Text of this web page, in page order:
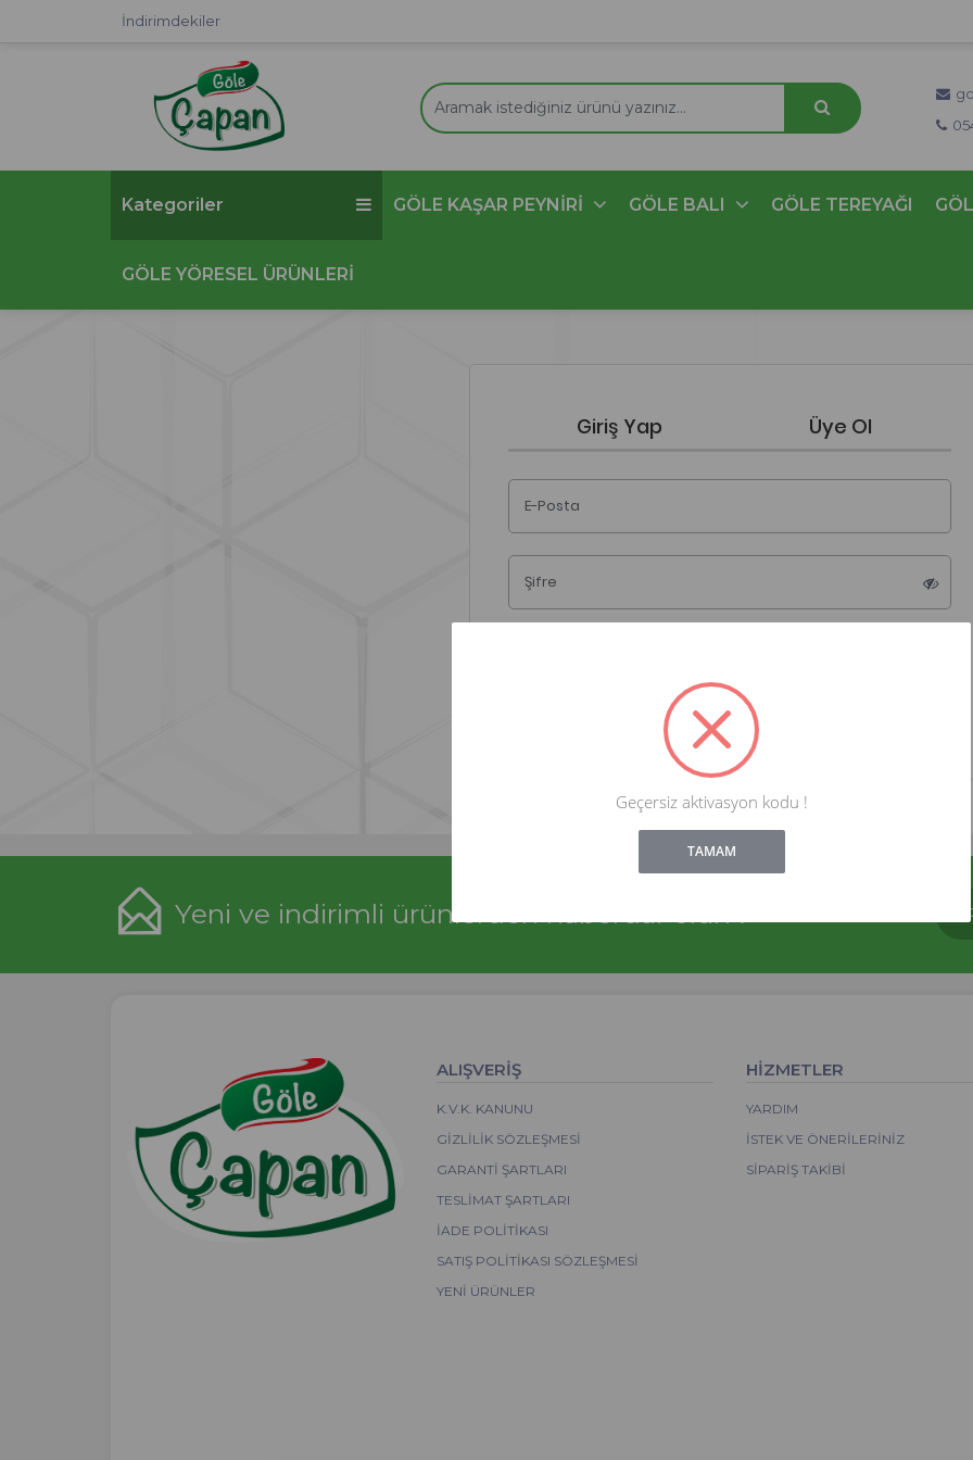
İndirimdekiler
Kategoriler GÖLE KAŞAR PEYNİRİ GÖLE BALI GÖLE TEREYAĞI
GÖLE YÖRESEL ÜRÜNLERİ
Giriş Yap Üye Ol
E-Posta
Şifre
Yeni ve indirimli ürünlerden haberdar olun !
ALIŞVERİŞ
K.V.K. KANUNU
GIZLILIK SÖZLEŞMESI
GARANTI ŞARTLARI
TESLIMAT ŞARTLARI
İADE POLITIKASI
SATIŞ POLITIKASI SÖZLEŞMESI
YENI ÜRÜNLER
HİZMETLER
YARDIM
İSTEK VE ÖNERILERINIZ
SIPARIŞ TAKIBI
Geçersiz aktivasyon kodu !
!
Not valid!
TAMAM